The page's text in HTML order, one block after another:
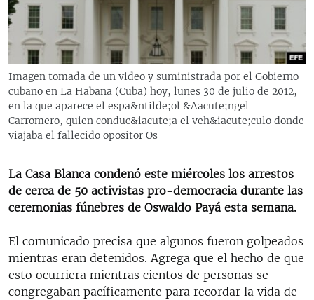
RADIO MARTÍ
ESPECIALES
ESPECIALES
LA REALIDAD DE LA VIVIENDA EN CUBA
SER VIEJO EN CUBA
KENTU-CUBANO
DESINFORMACIÓN RUSA EN AMÉRICA LATINA
LA INVASIÓN DE RUSIA A UCRANIA
MULTIMEDIA
EDITORIALES
SÍGUENOS
Imagen tomada de un video y suministrada por el Gobierno
cubano en La Habana (Cuba) hoy, lunes 30 de julio de 2012,
en la que aparece el espa&ntilde;ol &Aacute;ngel
Carromero, quien conduc&iacute;a el veh&iacute;culo donde
viajaba el fallecido opositor Os
La Casa Blanca condenó este miércoles los arrestos
de cerca de 50 activistas pro-democracia durante las
ceremonias fúnebres de Oswaldo Payá esta semana.
El comunicado precisa que algunos fueron golpeados
mientras eran detenidos. Agrega que el hecho de que
esto ocurriera mientras cientos de personas se
congregaban pacíficamente para recordar la vida de